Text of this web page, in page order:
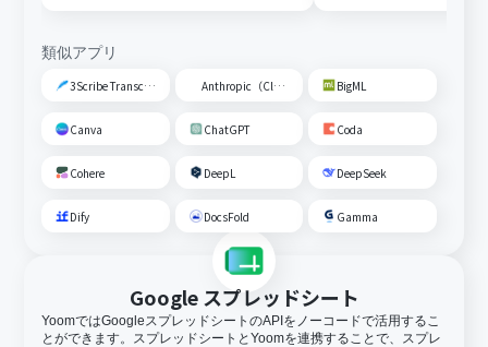
類似アプリ
3Scribe Transcription Anthropic（Claude） BigML
Canva ChatGPT Coda
Cohere DeepL DeepSeek
Dify DocsFold Gamma
Google スプレッドシート
YoomではGoogleスプレッドシートのAPIをノーコードで活用するこ
とができます。スプレッドシートとYoomを連携することで、スプレ